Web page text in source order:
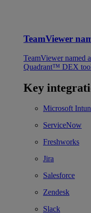
TeamViewer
TeamViewer named
Quadrant™ DEX
Key
Microsoft
ServiceNow
Freshworks
Jira
Salesforce
Zendesk
Slack